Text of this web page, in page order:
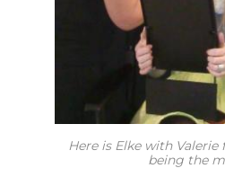
Here is Elke with
being the